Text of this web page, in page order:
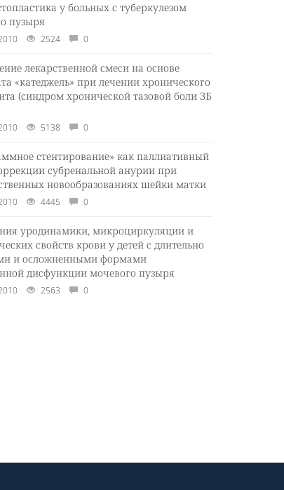
у больных с туберкулезом
пузыря
2524 0
лекарственной смеси на основе
«катеджель» при лечении хронического
(синдром хронической тазовой боли ЗБ
5138 0
стентирование» как паллиативный
субренальной анурии при
новообразованиях шейки матки
4445 0
уродинамики, микроциркуляции и
свойств крови у детей с длительно
и осложненными формами
дисфункции мочевого пузыря
2563 0